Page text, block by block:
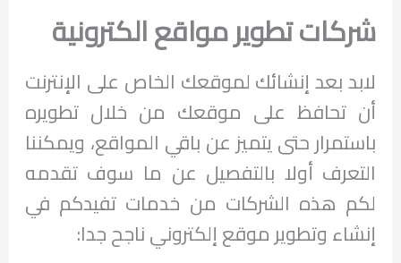
شركات تطوير مواقع الكترونية
لابد بعد إنشائك لموقعك الخاص على الإنترنت
أن تحافظ على موقعك من خلال تطويره
باستمرار حتى يتميز عن باقي المواقع، ويمكننا
التعرف أولا بالتفصيل عن ما سوف تقدمه
لكم هذه الشركات من خدمات تفيدكم في
إنشاء وتطوير موقع إلكتروني ناجح جدا: